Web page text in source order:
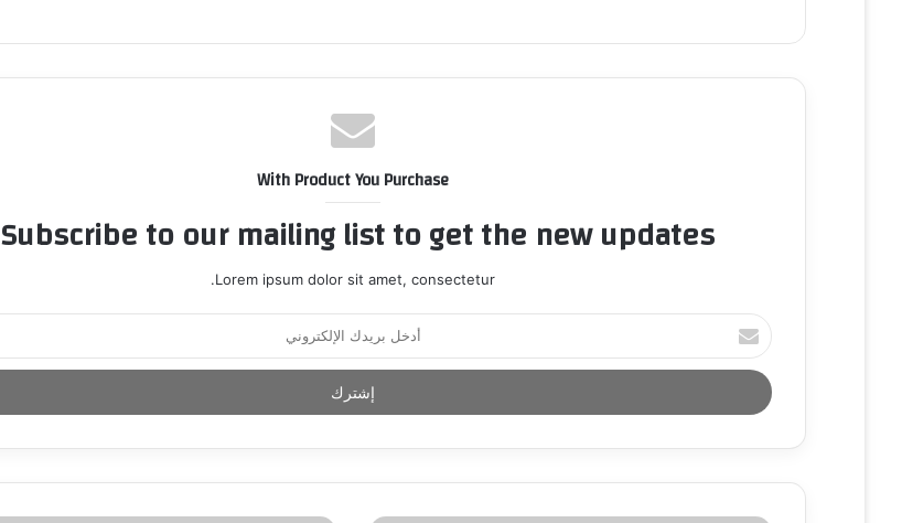
With Product You Purchase
Subscribe to our mailing list to get the new updates!
Lorem ipsum dolor sit amet, consectetur.
أ
د
خ
ل
د